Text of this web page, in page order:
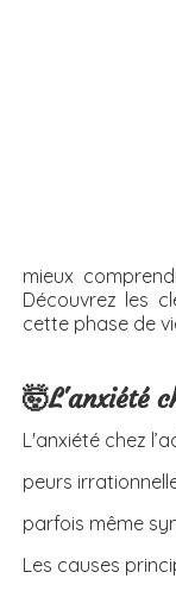
mieux
Découvrez les
cette phase de
🤯L'anxiété
L'anxiété chez
peurs
parfois même
Les causes